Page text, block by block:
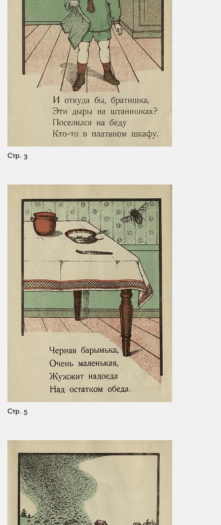
Стр. 3
Стр. 5